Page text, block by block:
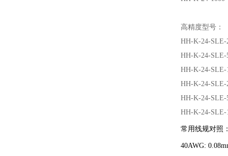
高精度型号：
HH-K-24-SLE-
HH-K-24-SLE-
HH-K-24-SLE-
HH-K-24-SLE-
HH-K-24-SLE-
HH-K-24-SLE-
常用线规对照
40AWG: